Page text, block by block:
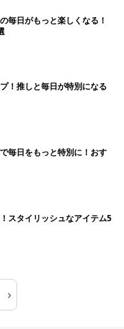
毎日がもっと楽しくなる！
！推しと毎日が特別になる
毎日をもっと特別に！おす
スタイリッシュなアイテム5
›